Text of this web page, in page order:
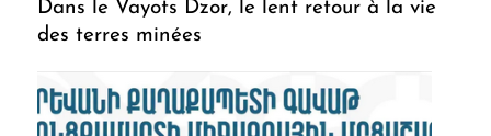
Dans le Vayots Dzor, le lent retour à la vie
des terres minées